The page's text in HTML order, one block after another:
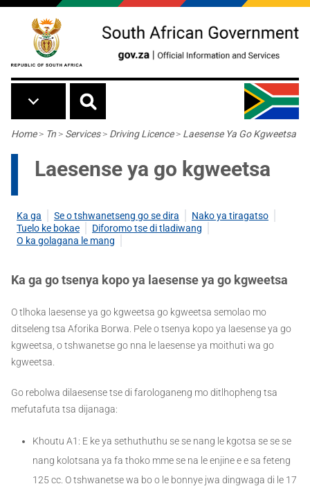
Skip to main content
Breadcrumb
Home> Tn > Services> Driving Licence> Laesense Ya Go Kgweetsa
Laesense ya go kgweetsa
Ka ga Se o tshwanetseng go se dira
Nako ya tiragatso
Tuelo ke bokae
Diforomo tse di tladiwang
O ka golagana le mang
Ka ga go tsenya kopo ya laesense ya go kgweetsa
O tlhoka laesense ya go kgweetsa go kgweetsa semolao mo
ditseleng tsa Aforika Borwa. Pele o tsenya kopo ya laesense ya go
kgweetsa, o tshwanetse go nna le laesense ya moithuti wa go
kgweetsa.
Go rebolwa dilaesense tse di farologaneng mo ditlhopheng tsa
mefutafuta tsa dijanaga:
Khoutu A1: E ke ya sethuthuthu se se nang le kgotsa se se se
nang kolotsana ya fa thoko mme se na le enjine e e sa feteng
125 cc. O tshwanetse wa bo o le bonnye jwa dingwaga di le 17